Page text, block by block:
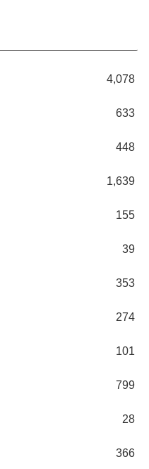
4,078
633
448
1,639
155
39
353
274
101
799
28
366